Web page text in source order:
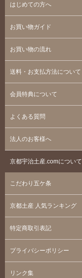
はじめての方へ
お買い物ガイド
お買い物の流れ
送料・お支払方法について
会員特典について
よくある質問
法人のお客様へ
京都宇治土産.comについて
こだわり五ケ条
京都土産 人気ランキング
特定商取引表記
プライバシーポリシー
リンク集